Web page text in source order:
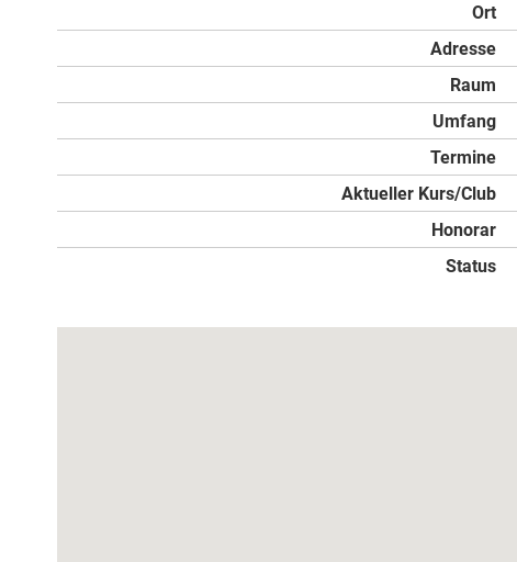
Ort
Adresse
Raum
Umfang
Termine
Aktueller Kurs/Club
Honorar
Status